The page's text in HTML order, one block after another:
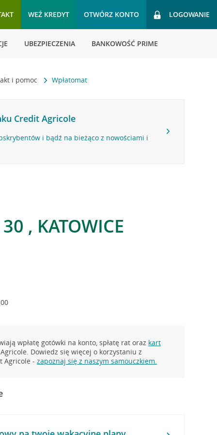
WEŹ KREDYT OTWÓRZ KONTO LOGOWANIE
UBEZPIECZENIA BANKOWOŚĆ PRIME
i pomoc Wpłatomat
Credit Agricole
i bądź na bieżąco z nowościami i
, KATOWICE
wpłatę gotówki na konto, spłatę rat oraz kart
Dowiedz się więcej o korzystaniu z
Agricole -zapoznaj się z naszym samouczkiem.